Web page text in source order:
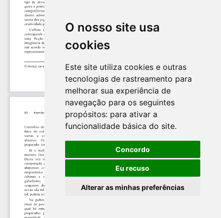
O nosso site usa
cookies
Este site utiliza cookies e outras
tecnologias de rastreamento para
melhorar sua experiência de
navegação para os seguintes
propósitos: para ativar a
funcionalidade básica do site.
Concordo
Eu recuso
Alterar as minhas preferências